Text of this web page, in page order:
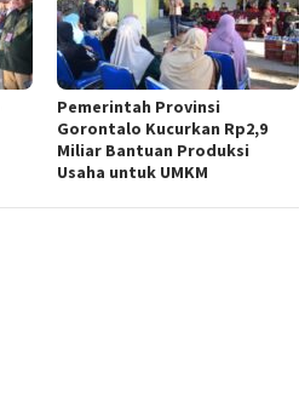
Pemerintah Provinsi
Gorontalo Kucurkan Rp2,9
Miliar Bantuan Produksi
Usaha untuk UMKM